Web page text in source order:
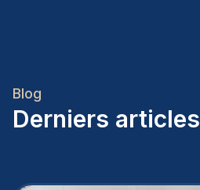
Blog
Derniers articles